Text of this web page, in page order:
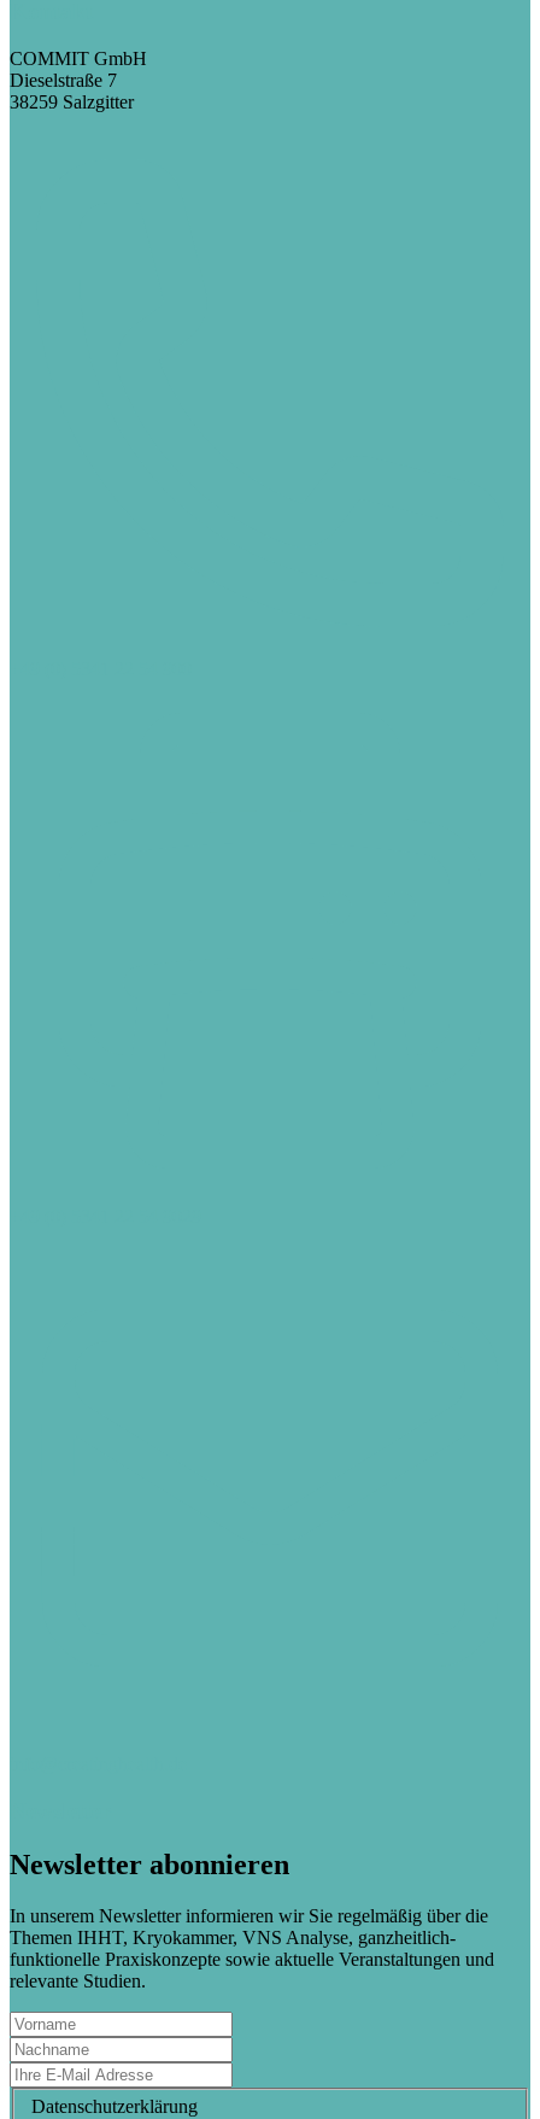
COMMIT GmbH
Dieselstraße 7
38259 Salzgitter
Newsletter abonnieren
In unserem Newsletter informieren wir Sie regelmäßig über die
Themen IHHT, Kryokammer, VNS Analyse, ganzheitlich-
funktionelle Praxiskonzepte sowie aktuelle Veranstaltungen und
relevante Studien.
Datenschutzerklärung